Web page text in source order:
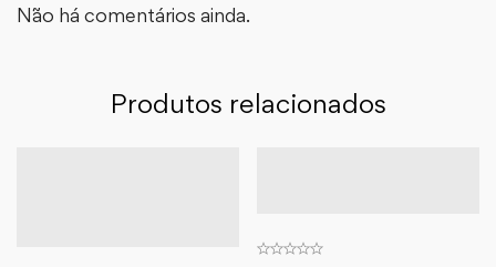
Não há comentários ainda.
Produtos relacionados